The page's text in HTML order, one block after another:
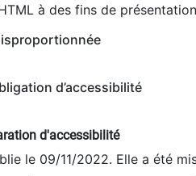
à des fins de
d’accessibilité
d'accessibilité
le 09/11/2022. Elle a été